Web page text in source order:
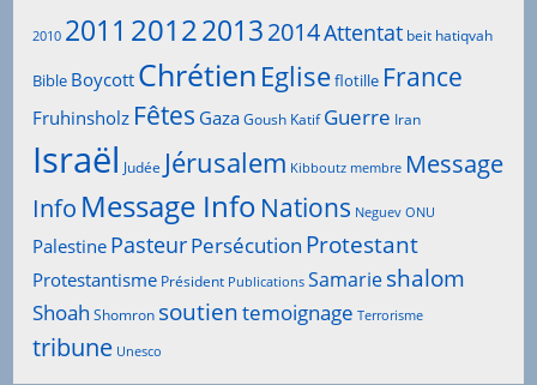
2010 2011 201220132014Attentat beit hatiqvah
Bible Boycott Chrétien Egliseflotille France
Fruhinsholz Fêtes GazaGoush Katif Guerre Iran
Israël Judée Jérusalem Kibboutz membre Message
Info Message Info Nations Neguev ONU
Palestine PasteurPersécution Protestant
Protestantisme Président Publications Samarieshalom
Shoah Shomron soutientemoignage Terrorisme
tribune Unesco